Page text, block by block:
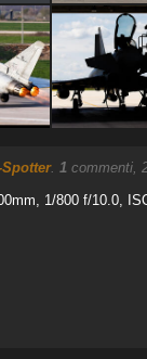
. 1 commenti,
1/800 f/10.0,